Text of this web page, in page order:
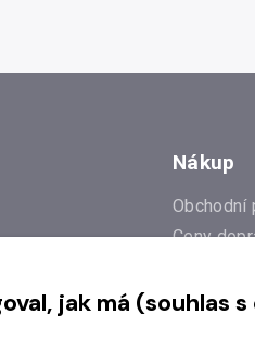
Nákup
Obchodní
Ceny
Prodejna
jak má (souhlas